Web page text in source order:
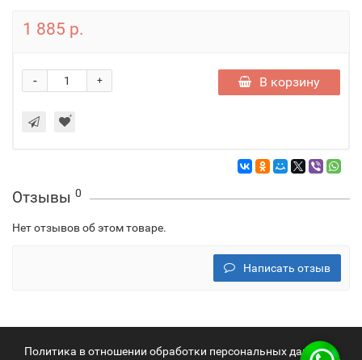
1 885 р.
+
- В корзину
Отзывы 0
Нет отзывов об этом товаре.
Написать отзыв
Политика в отношении обработки персональных данных